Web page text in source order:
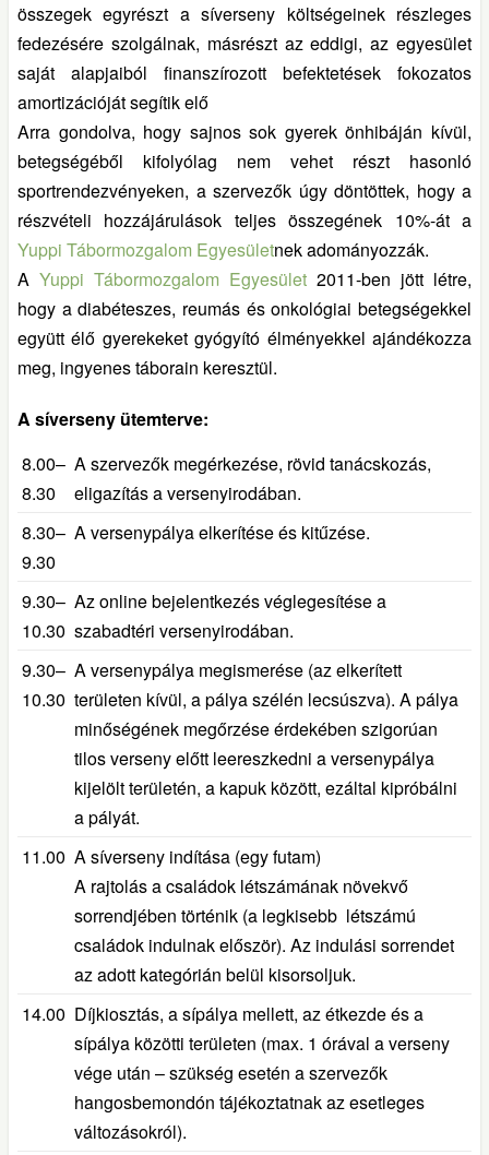
összegek egyrészt a síverseny költségeinek részleges
fedezésére szolgálnak, másrészt az eddigi, az egyesület
saját alapjaiból finanszírozott befektetések fokozatos
amortizációját segítik elő
Arra gondolva, hogy sajnos sok gyerek önhibáján kívül,
betegségéből kifolyólag nem vehet részt hasonló
sportrendezvényeken, a szervezők úgy döntöttek, hogy a
részvételi hozzájárulások teljes összegének 10%-át a
Yuppi Tábormozgalom Egyesületnek adományozzák.
A Yuppi Tábormozgalom Egyesület 2011-ben jött létre,
hogy a diabéteszes, reumás és onkológiai betegségekkel
együtt élő gyerekeket gyógyító élményekkel ajándékozza
meg, ingyenes táborain keresztül.
A síverseny ütemterve:
8.00–
8.30
A szervezők megérkezése, rövid tanácskozás,
eligazítás a versenyirodában.
8.30–
9.30
A versenypálya elkerítése és kitűzése.
9.30–
10.30
Az online bejelentkezés véglegesítése a
szabadtéri versenyirodában.
9.30–
10.30
A versenypálya megismerése (az elkerített
területen kívül, a pálya szélén lecsúszva). A pálya
minőségének megőrzése érdekében szigorúan
tilos verseny előtt leereszkedni a versenypálya
kijelölt területén, a kapuk között, ezáltal kipróbálni
a pályát.
11.00 A síverseny indítása (egy futam)
A rajtolás a családok létszámának növekvő
sorrendjében történik (a legkisebb létszámú
családok indulnak először). Az indulási sorrendet
az adott kategórián belül kisorsoljuk.
14.00 Díjkiosztás, a sípálya mellett, az étkezde és a
sípálya közötti területen (max. 1 órával a verseny
vége után – szükség esetén a szervezők
hangosbemondón tájékoztatnak az esetleges
változásokról).